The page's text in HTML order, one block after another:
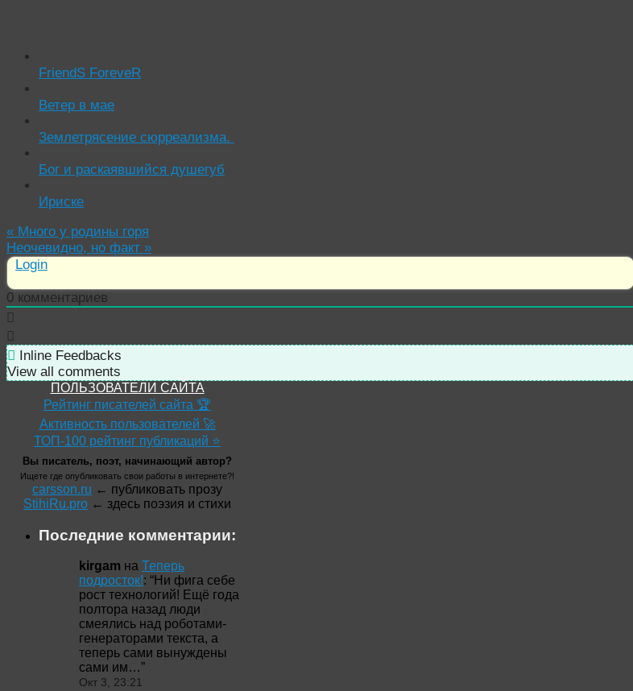
FriendS ForeveR
Ветер в мае
Землетрясение сюрреализма.
Бог и раскаявшийся душегуб
Ириске
« Много у родины горя
Неочевидно, но факт »
Login
0 комментариев
Inline Feedbacks
View all comments
ПОЛЬЗОВАТЕЛИ САЙТА
Рейтинг писателей сайта 🏆
Активность пользователей 🚀
ТОП-100 рейтинг публикаций ⭐
Вы писатель, поэт, начинающий автор?
Ищете где опубликовать свои работы в интернете?!
carsson.ru ← публиковать прозу
StihiRu.pro ← здесь поэзия и стихи
Последние комментарии:
kirgam на Теперь
подросток!: “Ни фига себе
рост технологий! Ещё года
полтора назад люди
смеялись над роботами-
генераторами текста, а
теперь сами вынуждены
сами им…”
Окт 3, 23:21